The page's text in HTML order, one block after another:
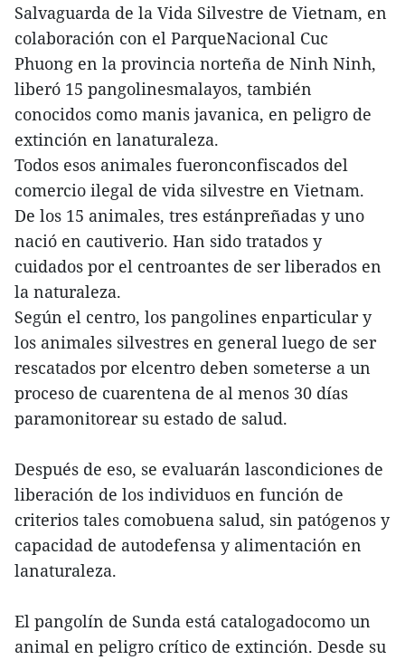
Salvaguarda de la Vida Silvestre de Vietnam, en
colaboración con el ParqueNacional Cuc
Phuong en la provincia norteña de Ninh Ninh,
liberó 15 pangolinesmalayos, también
conocidos como manis javanica, en peligro de
extinción en lanaturaleza.
Todos esos animales fueronconfiscados del
comercio ilegal de vida silvestre en Vietnam.
De los 15 animales, tres estánpreñadas y uno
nació en cautiverio. Han sido tratados y
cuidados por el centroantes de ser liberados en
la naturaleza.
Según el centro, los pangolines enparticular y
los animales silvestres en general luego de ser
rescatados por elcentro deben someterse a un
proceso de cuarentena de al menos 30 días
paramonitorear su estado de salud.
Después de eso, se evaluarán lascondiciones de
liberación de los individuos en función de
criterios tales comobuena salud, sin patógenos y
capacidad de autodefensa y alimentación en
lanaturaleza.
El pangolín de Sunda está catalogadocomo un
animal en peligro crítico de extinción. Desde su